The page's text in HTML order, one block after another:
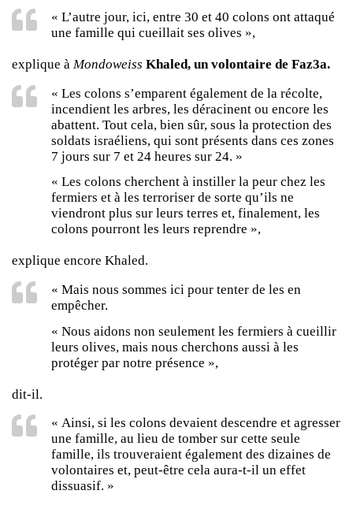
« L’autre jour, ici, entre 30 et 40 colons ont attaqué
une famille qui cueillait ses olives »,
explique à Mondoweiss Khaled, un volontaire de Faz3a.
« Les colons s’emparent également de la récolte,
incendient les arbres, les déracinent ou encore les
abattent. Tout cela, bien sûr, sous la protection des
soldats israéliens, qui sont présents dans ces zones
7 jours sur 7 et 24 heures sur 24. »
« Les colons cherchent à instiller la peur chez les
fermiers et à les terroriser de sorte qu’ils ne
viendront plus sur leurs terres et, finalement, les
colons pourront les leurs reprendre »,
explique encore Khaled.
« Mais nous sommes ici pour tenter de les en
empêcher.
« Nous aidons non seulement les fermiers à cueillir
leurs olives, mais nous cherchons aussi à les
protéger par notre présence »,
dit-il.
« Ainsi, si les colons devaient descendre et agresser
une famille, au lieu de tomber sur cette seule
famille, ils trouveraient également des dizaines de
volontaires et, peut-être cela aura-t-il un effet
dissuasif. »